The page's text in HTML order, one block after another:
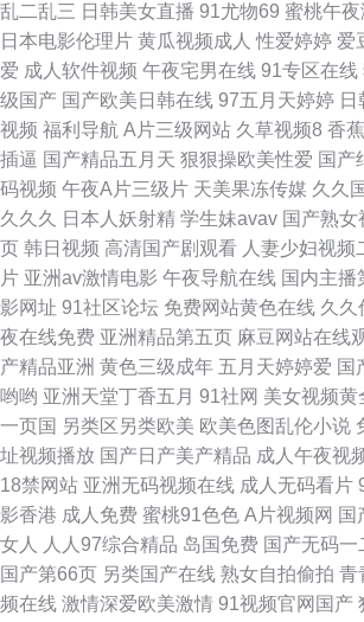
频 91日本丝袜 91视频资源站 Av大全观看 丁香五月
美女网91 日韩三级网址导航 色色az 91视频网站
av导航 成人伊人处女9 豆花视频在线吃瓜 福利社免
观看 精品久久国产久久 97亚洲影院 福利姬91视频网
乳 精品一二三系列AV 欧州不卡视频 色综合社区
颜色 91资源共享总站 殴美性生活 成
乱二乱三 日韩美女直播 91尤物69 蜜桃午
日本电影伦理片 黄瓜视频成人 性爱婷婷 爱
爱 成人软件视频 午夜宅男在线 91专区在线
级国产 国产欧美日韩在线 97五月天婷婷 日
视频 福利导航 A片三级网站 久草视频8 香
插逼 国产精品五月天 狠狠操欧美性爱 国产
码视频 午夜A片三级片 天美果冻传媒 久久
久久久
日本人妖射精 学生妹avav 国产熟女
页 韩日视频 高清国产剧观看 人妻少妇视频
片 亚洲av激情电影 午夜导航在线 国内主播
影网址 91社区论坛 免费网站黄色在线 久久
夜在线免费 亚洲精品第五页 麻豆网站在线
产精品亚洲 黄色三级成年 五月天婷婷爱 国
哟哟 亚洲天堂丁香五月 91社网 美女视频黄
一页国 另类区另类欧美 欧美色图乱伦小说
址视频播放 国产日产美产精品 成人午夜视
18禁网站 亚洲无码视频在线 成人无码看片
影香港 成人免费 蜜桃91色色 A片视频网 国
女人
人人97综合精品 岛国免费 国产无码一
国产第66页 另类国产在线 熟女自拍偷拍 青
频在线 激情深爱欧美激情 91视频官网国产